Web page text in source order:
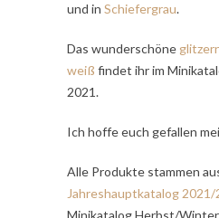
und in Schiefergrau.
Das wunderschöne
weiß findet ihr im
2021.
Ich hoffe euch gefallen
Alle Produkte stammen
Jahreshauptkatalog 2021/